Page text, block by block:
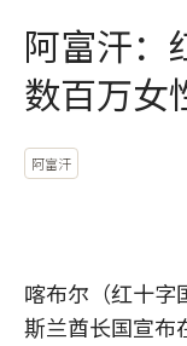
阿富汗：
数百万女
阿富汗
喀布尔（红十
斯兰酋长国宣布